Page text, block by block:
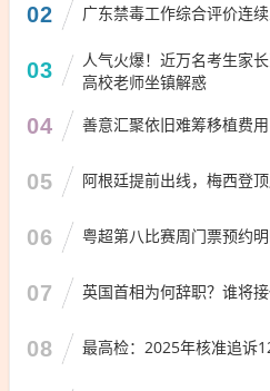
02 广东禁毒工作综合评价连
03
人气火爆！近万名考生家
高校老师坐镇解惑
04 善意汇聚依旧难筹移植费
05 阿根廷提前出线，梅西登
06 粤超第八比赛周门票预约
07 英国首相为何辞职？谁将接
08 最高检：2025年核准追诉